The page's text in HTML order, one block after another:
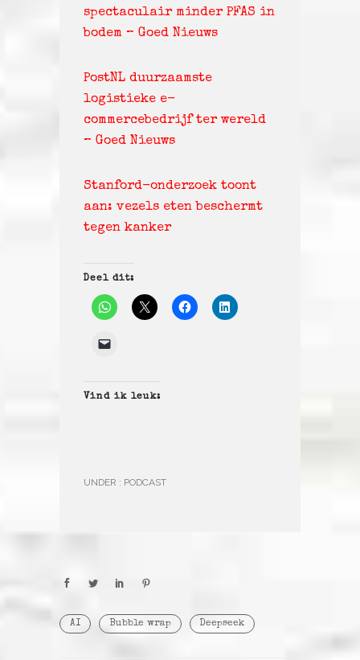
spectaculair minder PFAS in
bodem – Goed Nieuws
PostNL duurzaamste
logistieke e-
commercebedrijf ter wereld
– Goed Nieuws
Stanford-onderzoek toont
aan: vezels eten beschermt
tegen kanker
Deel dit:
Vind ik leuk:
UNDER : PODCAST
AI Bubble wrap Deepseek